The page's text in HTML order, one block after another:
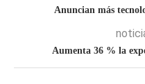
Anuncian más
Aumenta 36 % la